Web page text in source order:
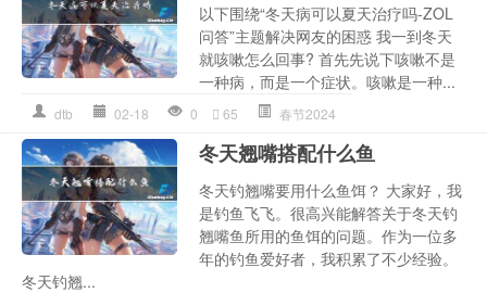
以下围绕“冬天病可以夏天治疗吗-ZOL
问答”主题解决网友的困惑 我一到冬天
就咳嗽怎么回事? 首先先说下咳嗽不是
一种病，而是一个症状。咳嗽是一种...
dtb 02-18 0 65 春节2024
冬天翘嘴搭配什么鱼
冬天钓翘嘴要用什么鱼饵？ 大家好，我
是钓鱼飞飞。很高兴能解答关于冬天钓
翘嘴鱼所用的鱼饵的问题。作为一位多
年的钓鱼爱好者，我积累了不少经验。
冬天钓翘...